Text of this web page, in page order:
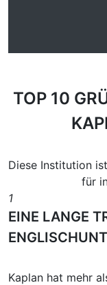
TOP 10
Diese Institution
für
1
EINE LANGE
Kaplan hat mehr